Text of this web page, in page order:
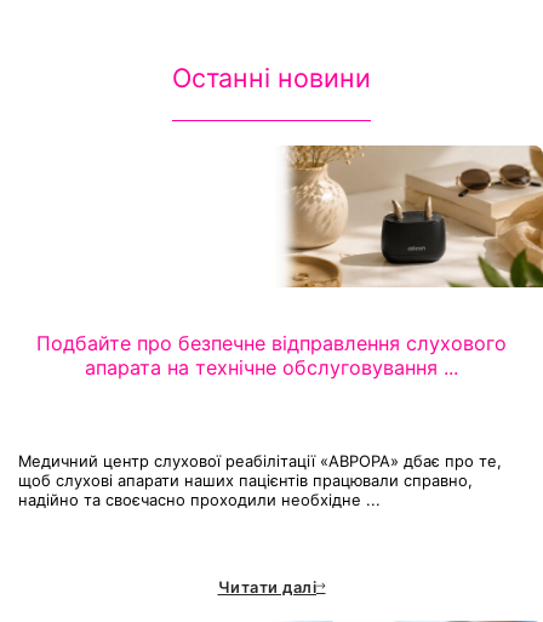
Останні новини
Подбайте про безпечне відправлення слухового
апарата на технічне обслуговування ...
Медичний центр слухової реабілітації «АВРОРА» дбає про те,
щоб слухові апарати наших пацієнтів працювали справно,
надійно та своєчасно проходили необхідне ...
Читати далі